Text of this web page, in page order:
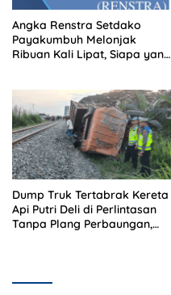
Angka Renstra Setdako
Payakumbuh Melonjak
Ribuan Kali Lipat, Siapa yang
Dump Truk Tertabrak Kereta
Api Putri Deli di Perlintasan
Tanpa Plang Perbaungan,